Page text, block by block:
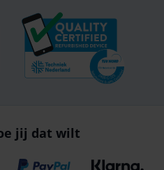
jij dat wilt